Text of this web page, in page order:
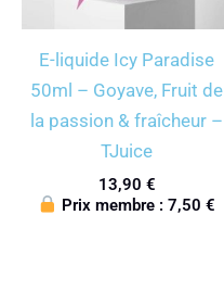
E-liquide Icy Paradise
50ml – Goyave, Fruit de
la passion & fraîcheur –
TJuice
13,90 €
Prix membre : 7,50 €